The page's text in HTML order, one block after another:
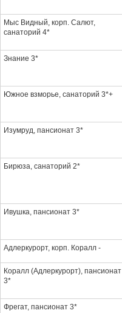
Мыс Видный, корп. Салют,
санаторий 4*
Знание 3*
Южное взморье, санаторий 3*+
Изумруд, пансионат 3*
Бирюза, санаторий 2*
Ивушка, пансионат 3*
Адлеркурорт, корп. Коралл -
Коралл (Адлеркурорт), пансионат
3*
Фрегат, пансионат 3*